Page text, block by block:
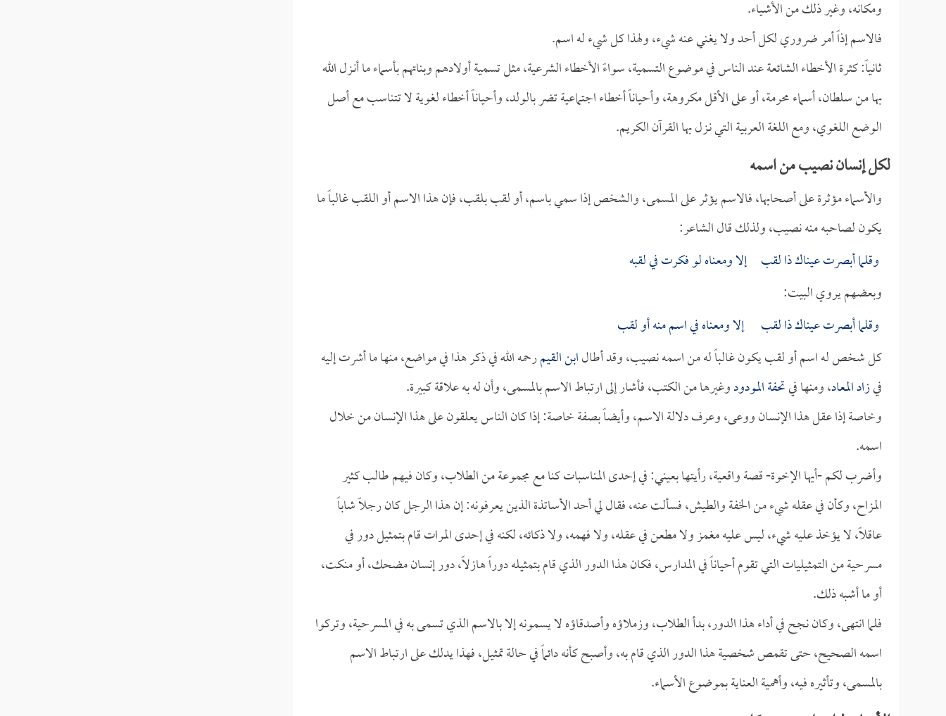
ومكانه، وغير ذلك من الأشياء.
فالاسم إذاً أمر ضروري لكل أحد ولا يغني عنه شيء، ولهذا كل شيء له اسم.
ثانياً: كثرة الأخطاء الشائعة عند الناس في موضوع التسمية، سواءً الأخطاء الشرعية، مثل تسمية أولادهم وبناتهم بأسماء ما أنـزل الله
بها من سلطان، أسماء محرمة، أو على الأقل مكروهة، وأحياناً أخطاء اجتماعية تضر بالولد، وأحياناً أخطاء لغوية لا تتناسب مع أصل
الوضع اللغوي، ومع اللغة العربية التي نـزل بها القرآن الكريم.
لكل إنسان نصيب من اسمه
والأسماء مؤثرة على أصحابها، فالاسم يؤثر على المسمى، والشخص إذا سمي باسم، أو لقب بلقب، فإن هذا الاسم أو اللقب غالباً ما
يكون لصاحبه منه نصيب، ولذلك قال الشاعر:
وقلما أبصرت عيناك ذا لقب إلا ومعناه لو فكرت في لقبه
وبعضهم يروي البيت:
وقلما أبصرت عيناك ذا لقب إلا ومعناه في اسم منه أو لقب
كل شخص له اسم أو لقب يكون غالباً له من اسمه نصيب، وقد أطالابن القيمرحمه الله في ذكر هذا في مواضع، منها ما أشرت إليه
فيزاد المعاد، ومنها فيتحفة المودودوغيرها من الكتب، فأشار إلى ارتباط الاسم بالمسمى، وأن له به علاقة كبيرة.
وخاصة إذا عقل هذا الإنسان ووعى، وعرف دلالة الاسم، وأيضاً بصفة خاصة: إذا كان الناس يعلقون على هذا الإنسان من خلال
اسمه.
وأضرب لكم -أيها الإخوة- قصة واقعية، رأيتها بعيني: في إحدى المناسبات كنا مع مجموعة من الطلاب، وكان فيهم طالب كثير
المزاح، وكأن في عقله شيء من الخفة والطيش، فسألت عنه، فقال لي أحد الأساتذة الذين يعرفونه: إن هذا الرجل كان رجلاً شاباً
عاقلاً، لا يؤخذ عليه شيء، ليس عليه مغمز ولا مطعن في عقله، ولا فهمه، ولا ذكائه، لكنه في إحدى المرات قام بتمثيل دور في
مسرحية من التمثيليات التي تقوم أحياناً في المدارس، فكان هذا الدور الذي قام بتمثيله دوراً هازلاً، دور إنسان مضحك، أو منكت،
أو ما أشبه ذلك.
فلما انتهى، وكان نجح في أداء هذا الدور، بدأ الطلاب، وزملاؤه وأصدقاؤه لا يسمونه إلا بالاسم الذي تسمى به في المسرحية، وتركوا
اسمه الصحيح، حتى تقمص شخصية هذا الدور الذي قام به، وأصبح كأنه دائماً في حالة تمثيل، فهذا يدلك على ارتباط الاسم
بالمسمى، وتأثيره فيه، وأهمية العناية بموضوع الأسماء.